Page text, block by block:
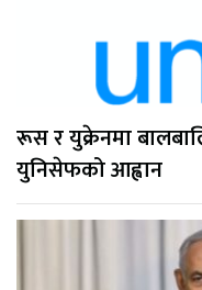
रूस र युक्रेनमा
युनिसेफको आह्वान